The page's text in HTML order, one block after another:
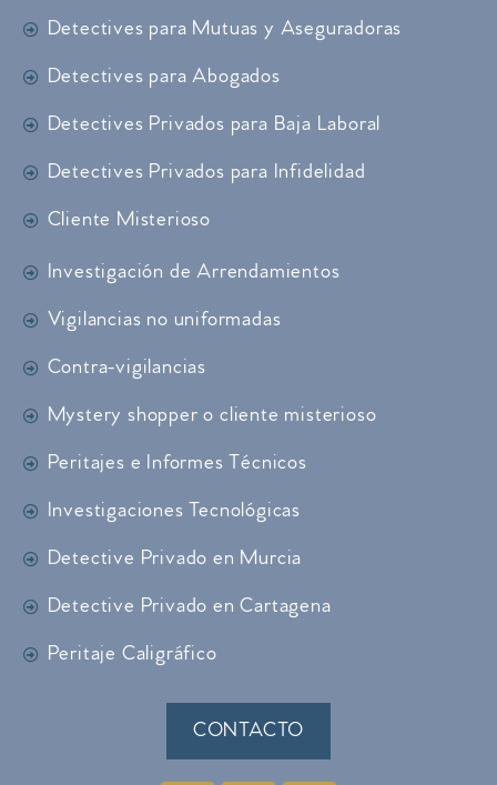
Detectives para Mutuas y Aseguradoras
Detectives para Abogados
Detectives Privados para Baja Laboral
Detectives Privados para Infidelidad
Cliente Misterioso
Investigación de Arrendamientos
Vigilancias no uniformadas
Contra-vigilancias
Mystery shopper o cliente misterioso
Peritajes e Informes Técnicos
Investigaciones Tecnológicas
Detective Privado en Murcia
Detective Privado en Cartagena
Peritaje Caligráfico
CONTACTO